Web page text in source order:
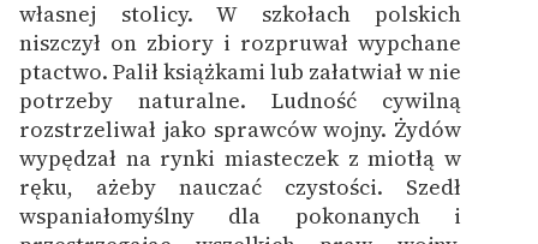
własnej stolicy. W szkołach polskich
niszczył on zbiory i rozpruwał wypchane
ptactwo. Palił książkami lub załatwiał w nie
potrzeby naturalne. Ludność cywilną
rozstrzeliwał jako sprawców wojny. Żydów
wypędzał na rynki miasteczek z miotłą w
ręku, ażeby nauczać czystości. Szedł
wspaniałomyślny dla pokonanych i